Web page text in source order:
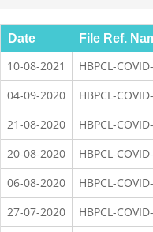
Date File Ref.
10-08-2021
HBPCL-
04-09-2020
HBPCL-
21-08-2020
HBPCL-
20-08-2020
HBPCL-
06-08-2020
HBPCL-
27-07-2020
HBPCL-